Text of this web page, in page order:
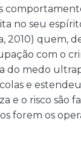
no seu
2010) quem,
com o
do medo
e
e o risco são
forem os